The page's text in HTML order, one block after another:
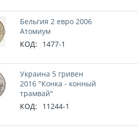
Бельгия 2 евро 2006
Атомиум
КОД:
1477-1
Украина 5 гривен
2016 "Конка - конный
трамвай"
КОД:
11244-1